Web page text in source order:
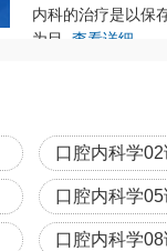
内科的治疗是以保
为目.. 查看详细
口腔内科学02
口腔内科学05
口腔内科学08